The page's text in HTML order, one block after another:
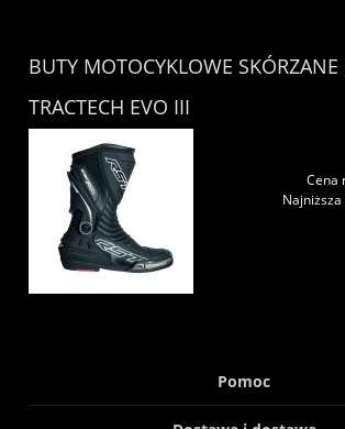
BUTY MOTOCYKLOWE SKÓRZANE
TRACTECH EVO III
Cena
Pomoc